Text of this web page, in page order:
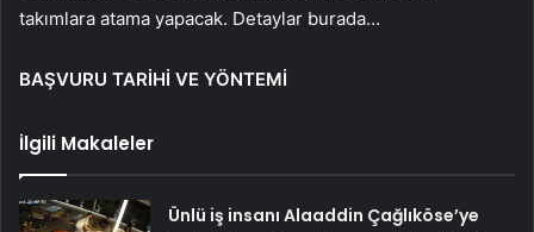
takımlara atama yapacak. Detaylar burada…
BAŞVURU TARİHİ VE YÖNTEMİ
İlgili Makaleler
Ünlü iş insanı Alaaddin Çağlıköse’ye